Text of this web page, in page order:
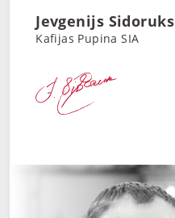
Jevgenijs Sidoruks
Kafijas Pupina SIA